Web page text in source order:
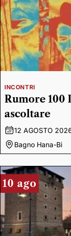
INCONTRI
Rumore 100
ascoltare
12 AGOSTO
Bagno Hana-Bi
10 ago